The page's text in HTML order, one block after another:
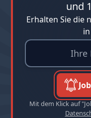
und
Erhalten Sie die
Mit dem Klick auf